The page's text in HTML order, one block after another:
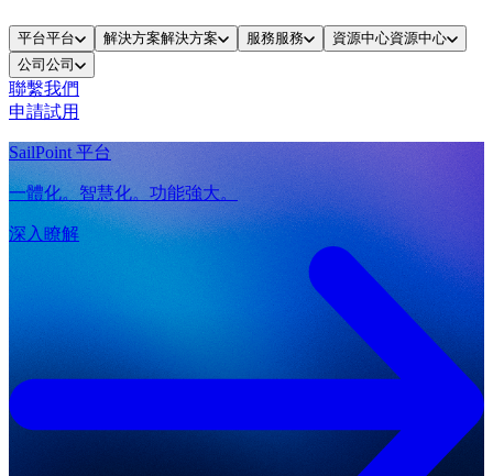
平台平台 解決方案解決方案 服務服務 資源中心資源中心
公司 公司
聯繫我們
申請試用
SailPoint 平台
一體化。智慧化。功能強大。
深入瞭解